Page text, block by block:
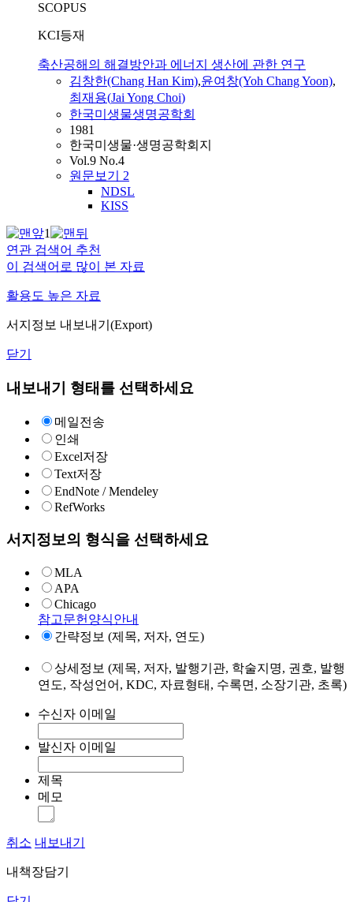
SCOPUS
KCI등재
축산공해의 해결방안과 에너지 생산에 관한 연구
김창한(Chang Han Kim),윤여창(Yoh Chang Yoon),
최재용(JaiYong Choi)
한국미생물생명공학회
1981
한국미생물·생명공학회지
Vol.9 No.4
원문보기 2
NDSL
KISS
1
연관 검색어 추천
이 검색어로 많이 본 자료
활용도 높은 자료
서지정보 내보내기(Export)
닫기
내보내기 형태를 선택하세요
메일전송
인쇄
Excel저장
Text저장
EndNote / Mendeley
RefWorks
서지정보의 형식을 선택하세요
MLA
APA
Chicago
참고문헌양식안내
간략정보 (제목, 저자, 연도)
상세정보 (제목, 저자, 발행기관, 학술지명, 권호, 발행
연도, 작성언어, KDC, 자료형태, 수록면, 소장기관, 초록)
수신자 이메일
발신자 이메일
제목
메모
취소 내보내기
내책장담기